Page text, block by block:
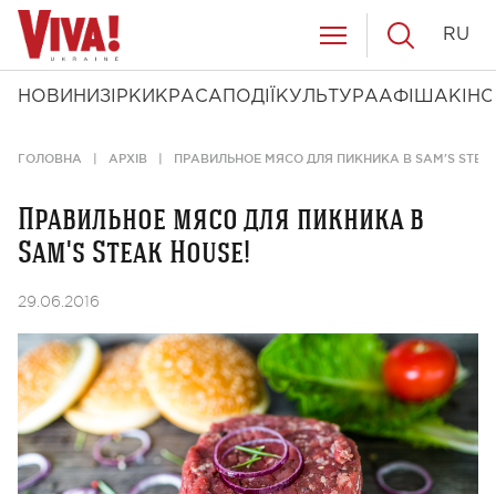
НОВИНИ ЗІРКИ КРАСА ПОДІЇ КУЛЬТУРААФІША КІНО
RU
ГОЛОВНА АРХІВ ПРАВИЛЬНОЕ МЯСО ДЛЯ ПИКНИКА В SAM'S STEAK
Правильное мясо для пикника в
Sam's Steak House!
29.06.2016